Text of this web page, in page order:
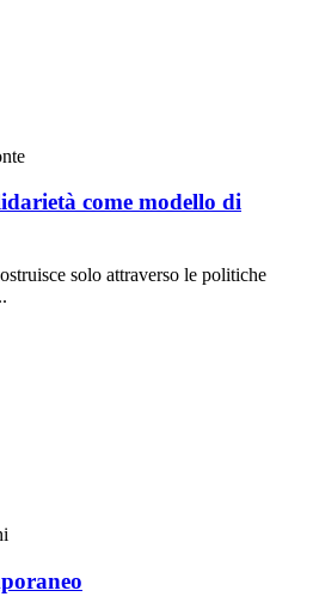
come modello di
solo attraverso le politiche